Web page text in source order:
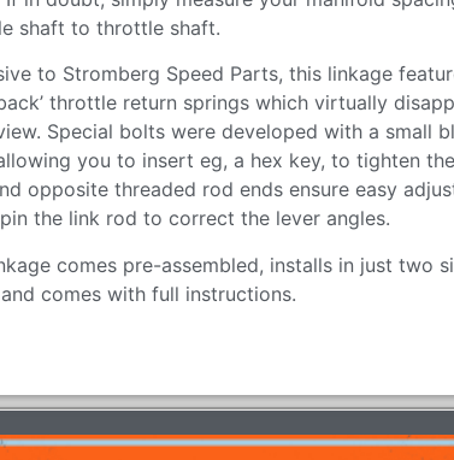
shaft to throttle shaft.
to Stromberg Speed Parts, this linkage
throttle return springs which virtually
Special bolts were developed with a small
you to insert eg, a hex key, to tighten
opposite threaded rod ends ensure easy
the link rod to correct the lever angles.
comes pre-assembled, installs in just two
comes with full instructions.